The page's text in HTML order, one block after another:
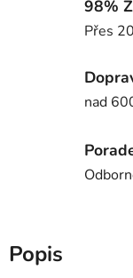
98%
Přes
nad
Popis